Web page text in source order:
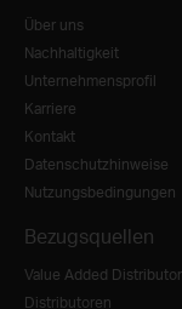
Über uns
Nachhaltigkeit
Unternehmensprofil
Karriere
Kontakt
Datenschutzhinweise
Nutzungsbedingungen
Bezugsquellen
Value Added
Distributoren